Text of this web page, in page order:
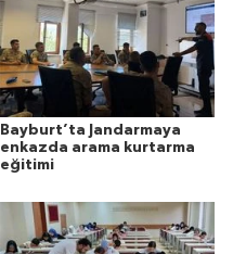
Bayburt’ta Jandarmaya
enkazda arama kurtarma
eğitimi